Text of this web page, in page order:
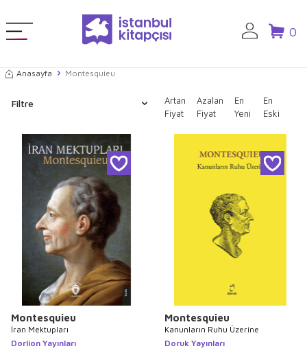
0
Anasayfa Montesquieu
Filtre
Artan
Fiyat
Azalan
Fiyat
En
Yeni
En
Eski
Montesquieu
İran Mektupları
Dorlion Yayınları
Montesquieu
Kanunların Ruhu Üzerine
Doruk Yayınları